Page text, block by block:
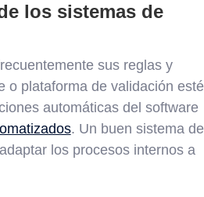
los sistemas de
sus reglas y
o plataforma de validación esté
automáticas del software
. Un buen sistema de
los procesos internos a